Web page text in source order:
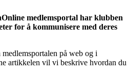
medlemsportal har klubben
for å kommunisere med deres
på web og i
artikkelen vil vi beskrive hvordan du